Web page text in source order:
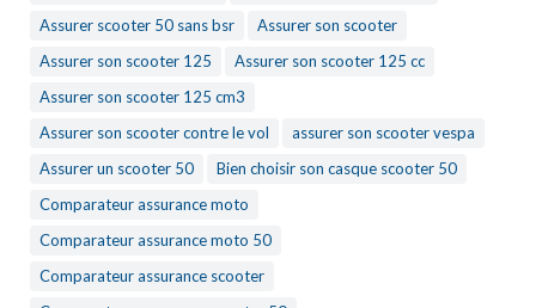
Assurer scooter 50 sans bsr
Assurer son scooter
Assurer son scooter 125
Assurer son scooter 125 cc
Assurer son scooter 125 cm3
Assurer son scooter contre le vol
assurer son scooter vespa
Assurer un scooter 50
Bien choisir son casque scooter 50
Comparateur assurance moto
Comparateur assurance moto 50
Comparateur assurance scooter